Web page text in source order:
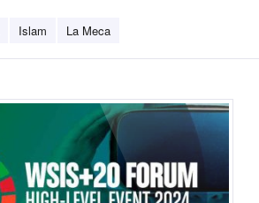
Islam La Meca